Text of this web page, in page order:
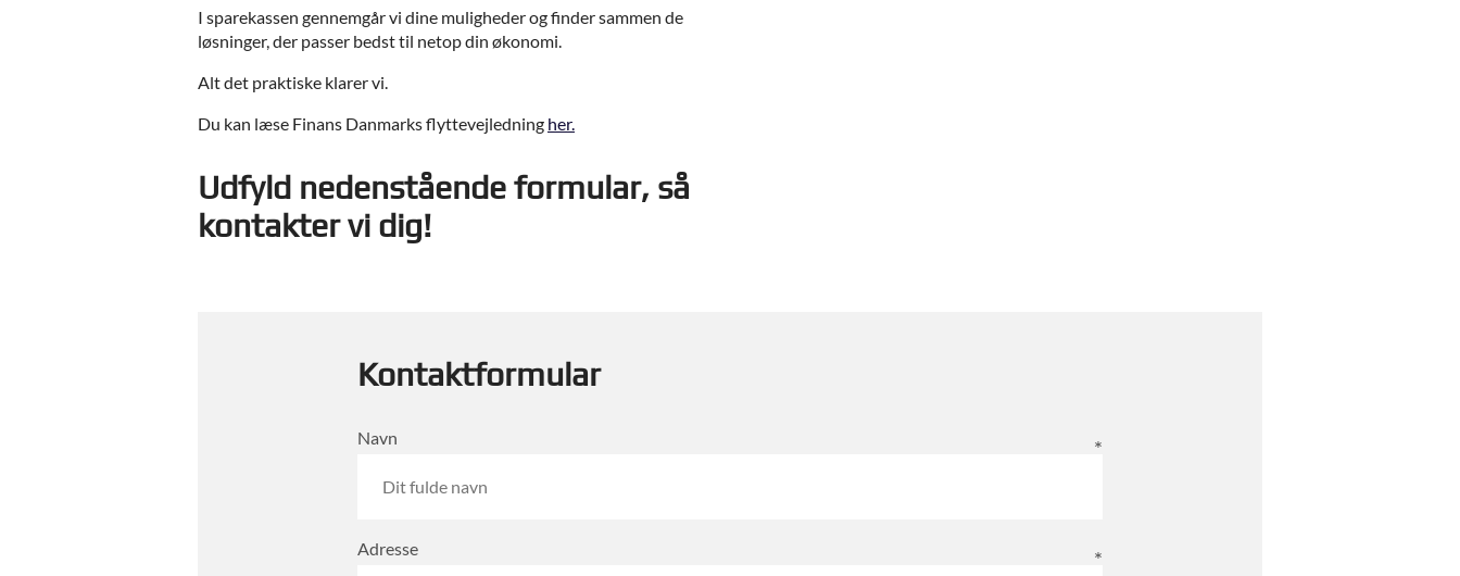
I sparekassen gennemgår vi dine muligheder og finder sammen de
løsninger, der passer bedst til netop din økonomi.
Alt det praktiske klarer vi.
Du kan læse Finans Danmarks flyttevejledning her.
Udfyld nedenstående formular, så
kontakter vi dig!
Kontaktformular
Navn
Adresse